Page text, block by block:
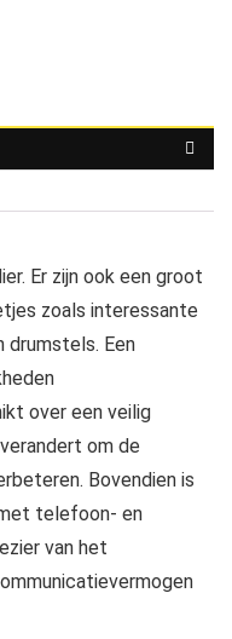
Er zijn ook een groot
zoals interessante
drumstels. Een
over een veilig
om de
Bovendien is
telefoon- en
van het